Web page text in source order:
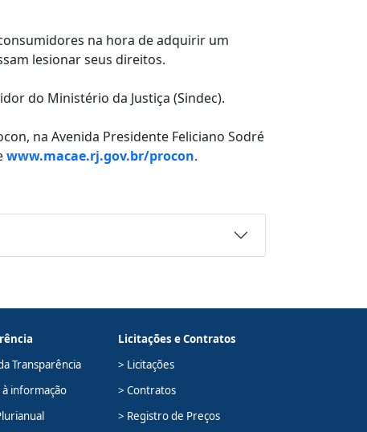
na hora de adquirir um
lesionar seus direitos.
do Ministério da Justiça (Sindec).
na Avenida Presidente Feliciano Sodré
www.macae.rj.gov.br/procon.
Transparência
à informação
Licitações e Contratos
> Licitações
> Contratos
> Registro de Preços